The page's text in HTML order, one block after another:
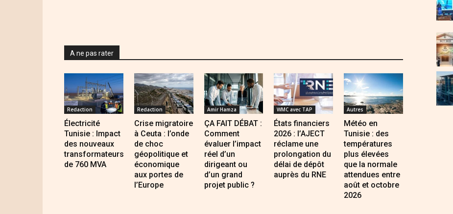
A ne pas rater
Redaction
Électricité
Tunisie : Impact
des nouveaux
transformateurs
de 760 MVA
Redaction
Crise migratoire
à Ceuta : l’onde
de choc
géopolitique et
économique
aux portes de
l’Europe
Amir Hamza
ÇA FAIT DÉBAT :
Comment
évaluer l’impact
réel d’un
dirigeant ou
d’un grand
projet public ?
WMC avec TAP
États financiers
2026 : l’AJECT
réclame une
prolongation du
délai de dépôt
auprès du RNE
Autres
Météo en
Tunisie : des
températures
plus élevées
que la normale
attendues entre
août et octobre
2026